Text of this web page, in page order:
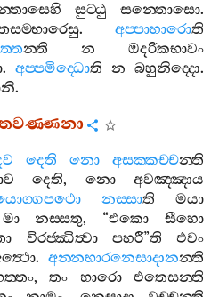
සුට‍්ඨු සන‍්තොසො.
. අප‍්පාහාරොති
න‍්ති න
ඔදරිකභාවං
. අප‍්පමිද‍්ධොති න බහුනිද‍්දො.
.
දෙති නො අසක‍්කච‍්චන‍්ති
දෙති, නො
අවඤ‍්ඤාය
නස‍්සාති
මයා
මා නස‍්සතු, “එකො
සීහො
විරජ‍්ඣිත්‍වා පහරී”ති
එවං
. අන‍්නභාරනෙසාදානන‍්ති
, තං භාරො
එතෙසන‍්ති